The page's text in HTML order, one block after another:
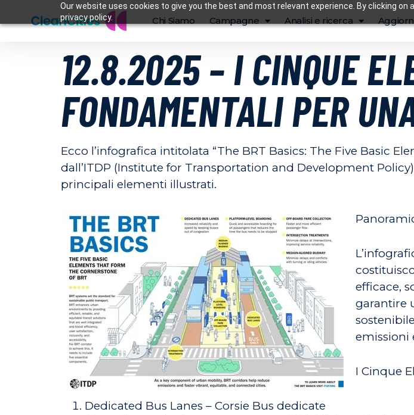
Our website uses cookies to give you the best and most relevant experience. By clicking
privacy policy.
Chi Siamo Campagne Analisi e ricerca
12.8.2025 – I CINQUE
FONDAMENTALI PER
Ecco l’infografica intitolata “The BRT Basics: The Five Basic
dall’ITDP (Institute for Transportation and Development
principali elementi illustrati.
efficace,
garantire
emissioni
I Cinque
Dedicated Bus Lanes – Corsie Bus dedicate